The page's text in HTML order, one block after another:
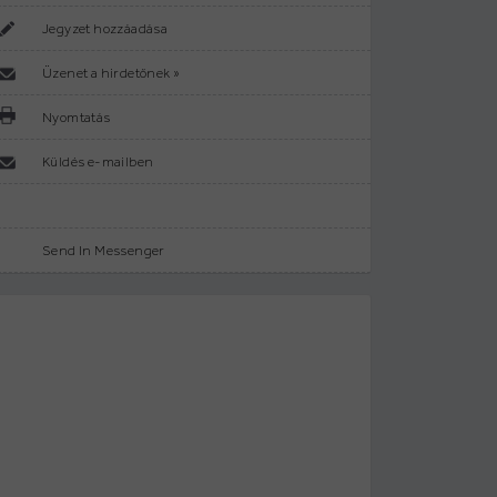
Jegyzet hozzáadása
Üzenet a hirdetőnek »
Nyomtatás
Küldés e-mailben
Send In Messenger